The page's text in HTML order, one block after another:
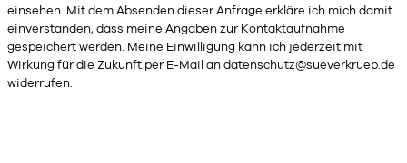
einsehen. Mit dem Absenden dieser Anfrage erkläre ich mich damit
einverstanden, dass meine Angaben zur Kontaktaufnahme
gespeichert werden. Meine Einwilligung kann ich jederzeit mit
Wirkung für die Zukunft per E-Mail an datenschutz@sueverkruep.de
widerrufen.